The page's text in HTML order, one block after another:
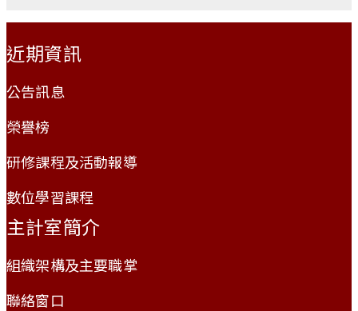
近期資訊
公告訊息
榮譽榜
研修課程及活動報導
數位學習課程
主計室簡介
組織架構及主要職掌
聯絡窗口